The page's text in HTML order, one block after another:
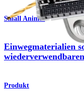
Small Animal
Einwegmaterialien
Produkt